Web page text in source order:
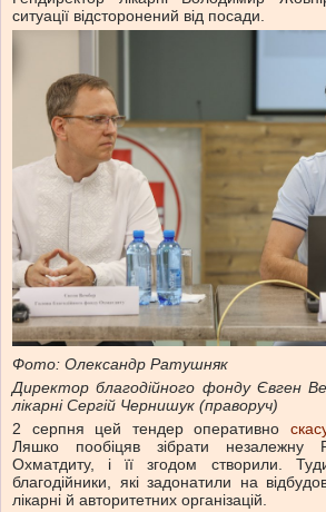
ситуації відсторонений від посади.
Фото: Олександр Ратушняк
Директор благодійного фонду Євген
лікарні Сергій Чернишук (праворуч)
2 серпня цей тендер оперативно
Ляшко пообіцяв зібрати незалежну
Охматдиту, і її згодом створили.
благодійники, які задонатили на
лікарні й авторитетних організацій.